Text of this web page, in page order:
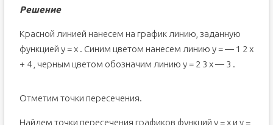
Решение
Красной линией нанесем на график линию, заданную
функцией y = x . Синим цветом нанесем линию y = — 1 2 x
+ 4 , черным цветом обозначим линию y = 2 3 x — 3 .
Отметим точки пересечения.
Найдем точки пересечения графиков функций y = x и y =